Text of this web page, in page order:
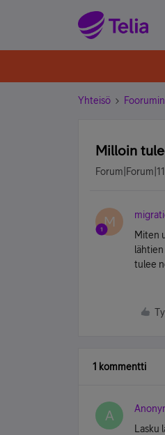
Yhteisö
Milloin
M
Miten
tulee
1 kommentti
A